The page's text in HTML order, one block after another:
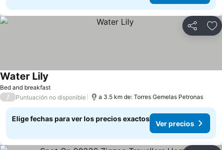
Compartir
Bed and breakfast
Water Lily
/ Puntuación no disponible a 3.5 km de: Torres Gemelas Petronas
Elige fechas para ver los precios exactos
Ver precios